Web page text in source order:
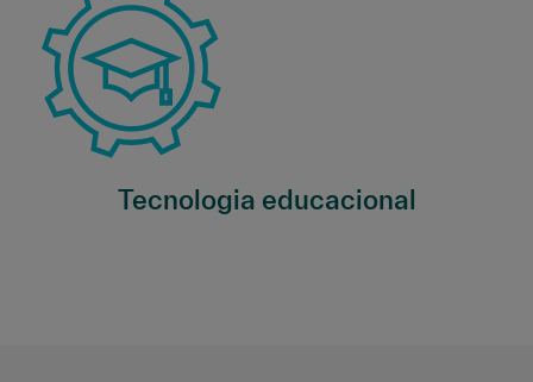
Tecnologia educacional